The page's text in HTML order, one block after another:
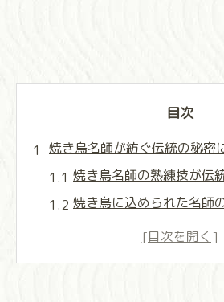
目次
焼き鳥名師が紡ぐ伝統の秘密
焼き鳥名師の熟練技が伝
焼き鳥に込められた名師
焼き鳥文化を守る名師の